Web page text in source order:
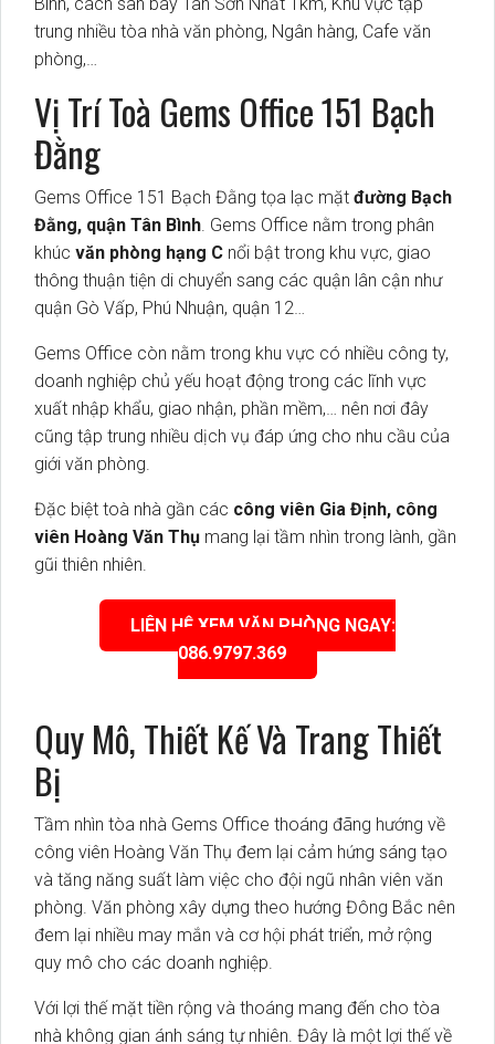
trung nhiều tòa nhà văn phòng, Ngân hàng, Cafe văn
phòng,…
Vị Trí Toà Gems Office 151 Bạch
Đằng
Gems Office 151 Bạch Đằng tọa lạc mặt đường Bạch
Đằng, quận Tân Bình. Gems Office nằm trong phân
khúc văn phòng hạng C nổi bật trong khu vực, giao
thông thuận tiện di chuyển sang các quận lân cận như
quận Gò Vấp, Phú Nhuận, quận 12…
Gems Office còn nằm trong khu vực có nhiều công ty,
doanh nghiệp chủ yếu hoạt động trong các lĩnh vực
xuất nhập khẩu, giao nhận, phần mềm,… nên nơi đây
cũng tập trung nhiều dịch vụ đáp ứng cho nhu cầu của
giới văn phòng.
Đặc biệt toà nhà gần các công viên Gia Định, công
viên Hoàng Văn Thụ mang lại tầm nhìn trong lành, gần
gũi thiên nhiên.
LIÊN HỆ XEM VĂN PHÒNG NGAY:
086.9797.369
Quy Mô, Thiết Kế Và Trang Thiết
Bị
Tầm nhìn tòa nhà Gems Office thoáng đãng hướng về
công viên Hoàng Văn Thụ đem lại cảm hứng sáng tạo
và tăng năng suất làm việc cho đội ngũ nhân viên văn
phòng. Văn phòng xây dựng theo hướng Đông Bắc nên
đem lại nhiều may mắn và cơ hội phát triển, mở rộng
quy mô cho các doanh nghiệp.
Với lợi thế mặt tiền rộng và thoáng mang đến cho tòa
nhà không gian ánh sáng tự nhiên. Đây là một lợi thế về